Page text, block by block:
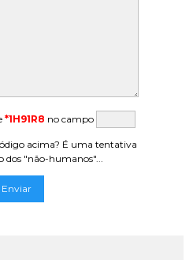
*1H91R8 no campo
acima? É uma tentativa
dos "não-humanos"...